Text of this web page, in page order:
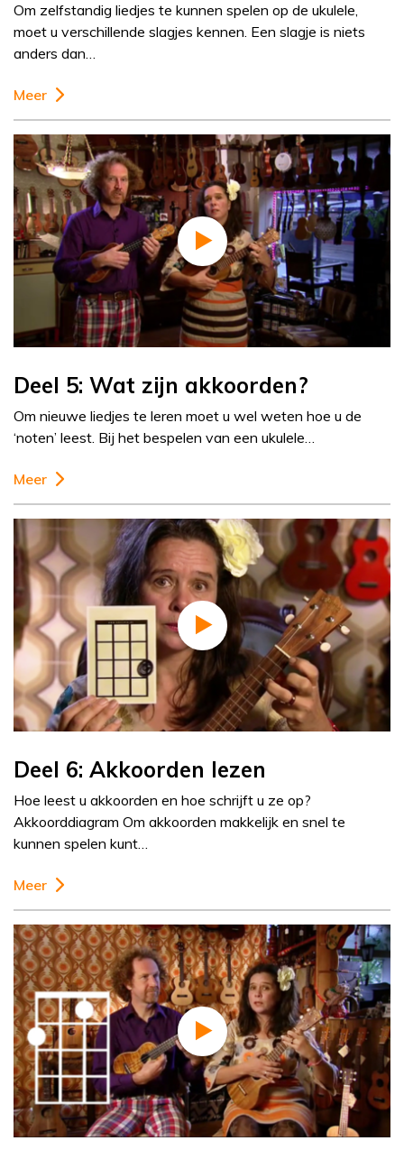
Om zelfstandig liedjes te kunnen spelen op de ukulele,
moet u verschillende slagjes kennen. Een slagje is niets
anders dan…
Meer
Deel 5: Wat zijn akkoorden?
Om nieuwe liedjes te leren moet u wel weten hoe u de
‘noten’ leest. Bij het bespelen van een ukulele…
Meer
Deel 6: Akkoorden lezen
Hoe leest u akkoorden en hoe schrijft u ze op?
Akkoorddiagram Om akkoorden makkelijk en snel te
kunnen spelen kunt…
Meer